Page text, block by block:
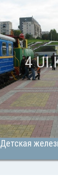
Детская
4